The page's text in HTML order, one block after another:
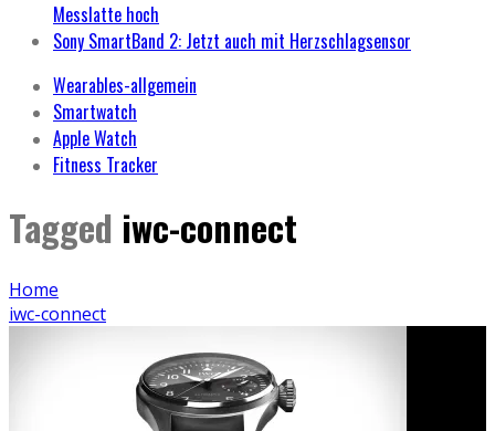
Messlatte hoch
Sony SmartBand 2: Jetzt auch mit Herzschlagsensor
Wearables-allgemein
Smartwatch
Apple Watch
Fitness Tracker
Tagged iwc-connect
Home
iwc-connect